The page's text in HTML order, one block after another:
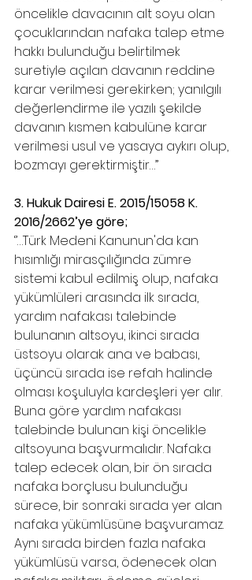
öncelikle davacının alt soyu olan
çocuklarından nafaka talep etme
hakkı bulunduğu belirtilmek
suretiyle açılan davanın reddine
karar verilmesi gerekirken; yanılgılı
değerlendirme ile yazılı şekilde
davanın kısmen kabulüne karar
verilmesi usul ve yasaya aykırı olup,
bozmayı gerektirmiştir…’’
3. Hukuk Dairesi E. 2015/15058 K.
2016/2662’ye göre;
‘’…Türk Medeni Kanunun'da kan
hısımlığı mirasçılığında zümre
sistemi kabul edilmiş olup, nafaka
yükümlüleri arasında ilk sırada,
yardım nafakası talebinde
bulunanın altsoyu, ikinci sırada
üstsoyu olarak ana ve babası,
üçüncü sırada ise refah halinde
olması koşuluyla kardeşleri yer alır.
Buna göre yardım nafakası
talebinde bulunan kişi öncelikle
altsoyuna başvurmalıdır. Nafaka
talep edecek olan, bir ön sırada
nafaka borçlusu bulunduğu
sürece, bir sonraki sırada yer alan
nafaka yükümlüsüne başvuramaz.
Aynı sırada birden fazla nafaka
yükümlüsü varsa, ödenecek olan